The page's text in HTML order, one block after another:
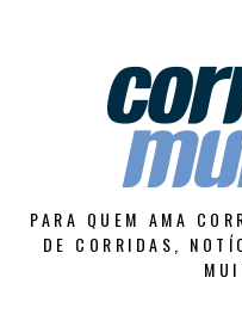
PARA QUEM AMA
DE CORRIDAS,